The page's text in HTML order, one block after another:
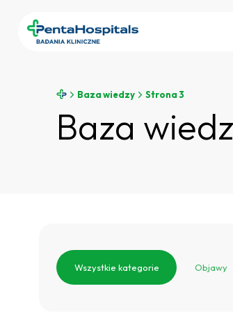
Baza wiedzy Strona 3
Baza
Wszystkie kategorie Objawy